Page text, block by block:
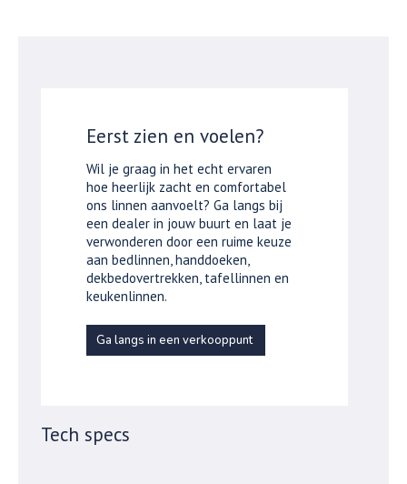
Eerst zien en voelen?
Wil je graag in het echt ervaren
hoe heerlijk zacht en comfortabel
ons linnen aanvoelt? Ga langs bij
een dealer in jouw buurt en laat je
verwonderen door een ruime keuze
aan bedlinnen, handdoeken,
dekbedovertrekken, tafellinnen en
keukenlinnen.
Ga langs in een verkooppunt
Tech specs